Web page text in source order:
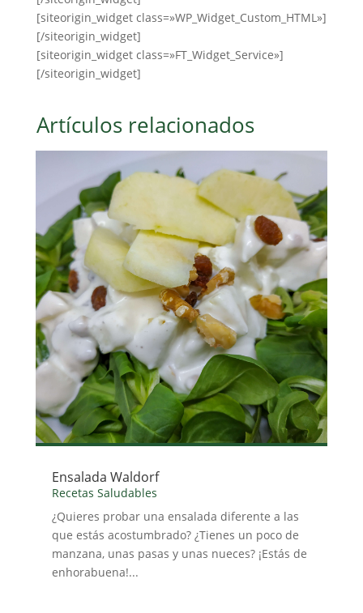
[siteorigin_widget class=»WP_Widget_Custom_HTML»]
[/siteorigin_widget]
[siteorigin_widget class=»FT_Widget_Service»]
[/siteorigin_widget]
Artículos relacionados
Ensalada Waldorf
Recetas Saludables
¿Quieres probar una ensalada diferente a las
que estás acostumbrado? ¿Tienes un poco de
manzana, unas pasas y unas nueces? ¡Estás de
enhorabuena!...